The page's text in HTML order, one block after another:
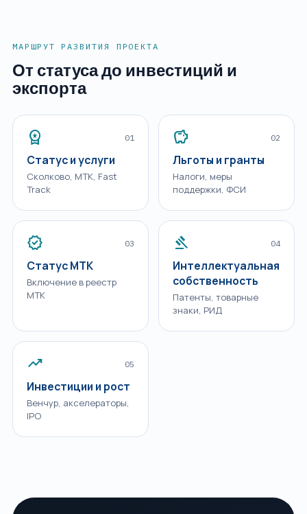
МАРШРУТ РАЗВИТИЯ ПРОЕКТА
От статуса до инвестиций и
экспорта
workspace_premium 01
Статус и услуги
Сколково, МТК, Fast
Track
savings 02
Льготы и гранты
Налоги, меры
поддержки, ФСИ
verified 03
Статус МТК
Включение в реестр
МТК
gavel 04
Интеллектуальная
собственность
Патенты, товарные
знаки, РИД
trending_up 05
Инвестиции и рост
Венчур, акселераторы,
IPO